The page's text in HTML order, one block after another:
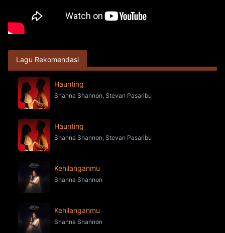
Lagu Rekomendasi
Haunting
Shanna Shannon, Stevan Pasaribu
Haunting
Shanna Shannon, Stevan Pasaribu
Kehilanganmu
Shanna Shannon
Kehilanganmu
Shanna Shannon